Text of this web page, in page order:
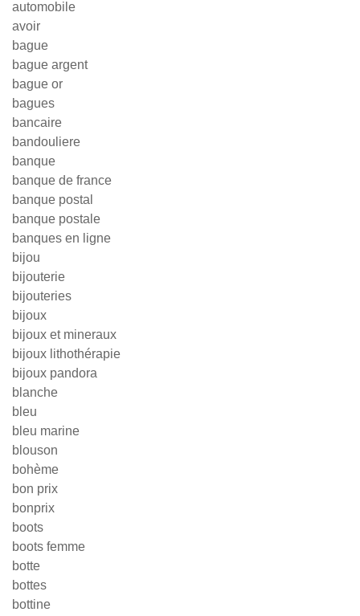
automobile
avoir
bague
bague argent
bague or
bagues
bancaire
bandouliere
banque
banque de france
banque postal
banque postale
banques en ligne
bijou
bijouterie
bijouteries
bijoux
bijoux et mineraux
bijoux lithothérapie
bijoux pandora
blanche
bleu
bleu marine
blouson
bohème
bon prix
bonprix
boots
boots femme
botte
bottes
bottine